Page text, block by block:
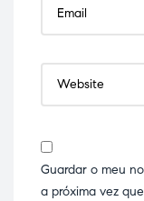
Guardar o meu
a próxima vez